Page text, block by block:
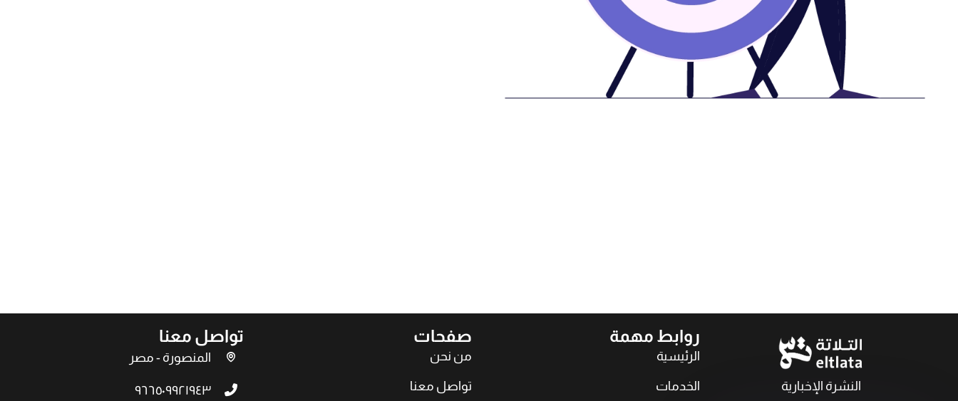
النشرة الإخبارية
روابط مهمة
الرئيسية
الخدمات
صفحات
من نحن
تواصل معنا
تواصل معنا
المنصورة - مصر
٩٦٦٥٠٩٩٢١٩٤٣